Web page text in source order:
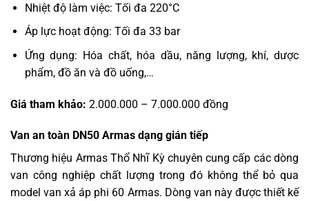
Nhiệt độ làm việc: Tối đa 220°C
Áp lực hoạt động: Tối đa 33 bar
Ứng dụng: Hóa chất, hóa dầu, năng lượng, khí, dược
phẩm, đồ ăn và đồ uống,…
Giá tham khảo: 2.000.000 – 7.000.000 đồng
Van an toàn DN50 Armas dạng gián tiếp
Thương hiệu Armas Thổ Nhĩ Kỳ chuyên cung cấp các dòng
van công nghiệp chất lượng trong đó không thể bỏ qua
model van xả áp phi 60 Armas. Dòng van này được thiết kế